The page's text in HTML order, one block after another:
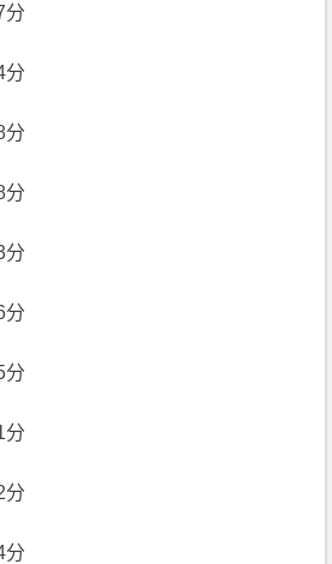
分
分
分
分
分
分
分
分
分
分